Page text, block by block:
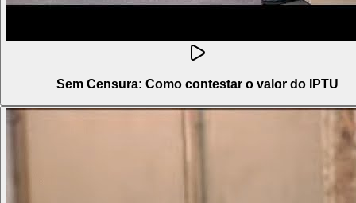
Sem Censura: Como contestar o valor do IPTU